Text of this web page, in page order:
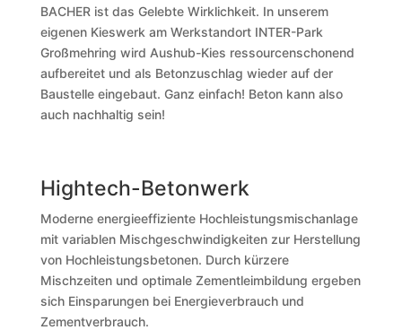
BACHER ist das Gelebte Wirklichkeit. In unserem
eigenen Kieswerk am Werkstandort INTER-Park
Großmehring wird Aushub-Kies ressourcenschonend
aufbereitet und als Betonzuschlag wieder auf der
Baustelle eingebaut. Ganz einfach! Beton kann also
auch nachhaltig sein!
Hightech-Betonwerk
Moderne energieeffiziente Hochleistungsmischanlage
mit variablen Mischgeschwindigkeiten zur Herstellung
von Hochleistungsbetonen. Durch kürzere
Mischzeiten und optimale Zementleimbildung ergeben
sich Einsparungen bei Energieverbrauch und
Zementverbrauch.